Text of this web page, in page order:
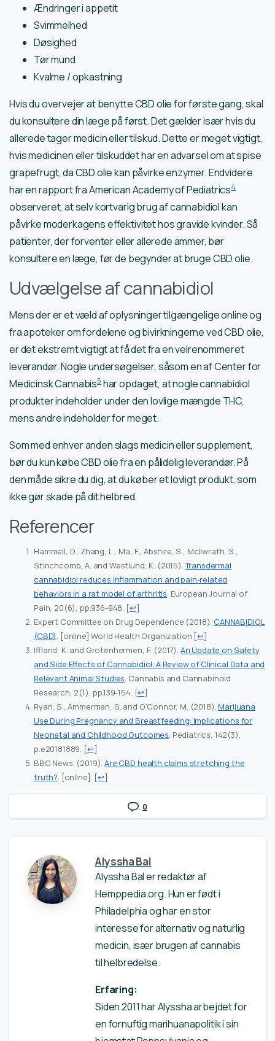
Ændringer i appetit
Svimmelhed
Døsighed
Tør mund
Kvalme / opkastning
Hvis du overvejer at benytte CBD olie for første gang, skal
du konsultere din læge på først. Det gælder især hvis du
allerede tager medicin eller tilskud. Dette er meget vigtigt,
hvis medicinen eller tilskuddet har en advarsel om at spise
grapefrugt, da CBD olie kan påvirke enzymer. Endvidere
har en rapport fra American Academy of Pediatrics4
observeret, at selv kortvarig brug af cannabidiol kan
påvirke moderkagens effektivitet hos gravide kvinder. Så
patienter, der forventer eller allerede ammer, bør
konsultere en læge, før de begynder at bruge CBD olie.
Udvælgelse af cannabidiol
Mens der er et væld af oplysninger tilgængelige online og
fra apoteker om fordelene og bivirkningerne ved CBD olie,
er det ekstremt vigtigt at få det fra en velrenommeret
leverandør. Nogle undersøgelser, såsom en af ​​Center for
Medicinsk Cannabis5har opdaget, at nogle cannabidiol
produkter indeholder under den lovlige mængde THC,
mens andre indeholder for meget.
Som med enhver anden slags medicin eller supplement,
bør du kun købe CBD olie fra en pålidelig leverandør. På
den måde sikre du dig, at du køber et lovligt produkt, som
ikke gør skade på dit helbred.
Referencer
Hammell, D., Zhang, L., Ma, F., Abshire, S., McIlwrath, S.,
Stinchcomb, A. and Westlund, K. (2015).Transdermal
cannabidiol reduces inflammation and pain-related
behaviors in a rat model of arthritis. European Journal of
Pain, 20(6), pp.936-948. [↩]
Expert Committee on Drug Dependence (2018). CANNABIDIOL
(CBD). [online] World Health Organization [↩]
Iffland, K. and Grotenhermen, F. (2017). An Update on Safety
and Side Effects of Cannabidiol: A Review of Clinical Data and
Relevant Animal Studies. Cannabis and Cannabinoid
Research, 2(1), pp.139-154. [↩]
Ryan, S., Ammerman, S. and O’Connor, M. (2018). Marijuana
Use During Pregnancy and Breastfeeding: Implications for
Neonatal and Childhood Outcomes. Pediatrics, 142(3),
p.e20181889. [↩]
BBC News. (2019).Are CBD health claims stretching the
truth?. [online]. [↩]
0
Alyssha Bal
Alyssha Bal er redaktør af
Hemppedia.org. Hun er født i
Philadelphia og har en stor
interesse for alternativ og naturlig
medicin, især brugen af cannabis
til helbredelse.
Erfaring:
Siden 2011 har Alyssha arbejdet for
en fornuftig marihuanapolitik i sin